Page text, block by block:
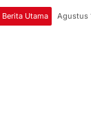
Berita Utama Agustus